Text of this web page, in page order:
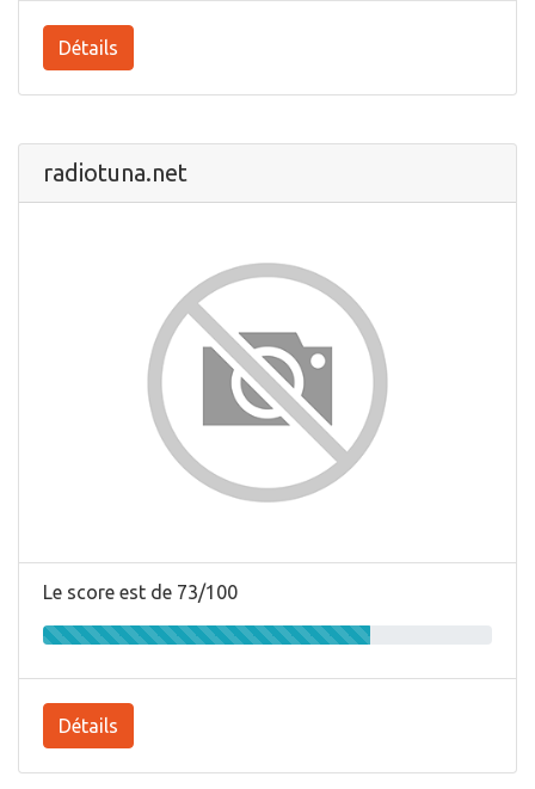
Détails
radiotuna.net
Le score est de 73/100
Détails